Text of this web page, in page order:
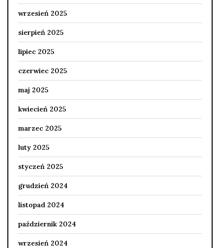
wrzesień 2025
sierpień 2025
lipiec 2025
czerwiec 2025
maj 2025
kwiecień 2025
marzec 2025
luty 2025
styczeń 2025
grudzień 2024
listopad 2024
październik 2024
wrzesień 2024